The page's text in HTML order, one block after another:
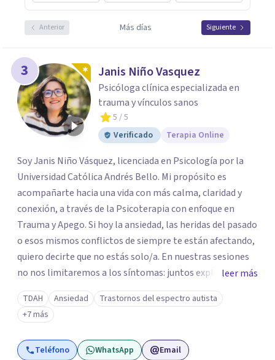
Anterior Más días Siguiente
3 Janis Niño Vasquez
Psicóloga clínica especializada en
trauma y vínculos sanos
5 / 5
Verificado
Terapia Online
Soy Janis Niño Vásquez, licenciada en Psicología por la
Universidad Católica Andrés Bello. Mi propósito es
acompañarte hacia una vida con más calma, claridad y
conexión, a través de la Psicoterapia con enfoque en
Trauma y Apego. Si hoy la ansiedad, las heridas del pasado
o esos mismos conflictos de siempre te están afectando,
quiero decirte que no estás solo/a. En nuestras sesiones
no nos limitaremos a los síntomas: juntos exploraremos
qué hay detrás de tu malestar, comprendiendo cómo tus
experiencias y vínculos han marcado tu historia. Quizás te
cuesta poner límites, confiar en los demás o repites
vínculos que te hacen daño. O tal vez buscas
herramientas para comprender y acompañar mejor a tus
leer más
TDAH Ansiedad
Trastornos del espectro autista
+7 más
Teléfono WhatsApp Email